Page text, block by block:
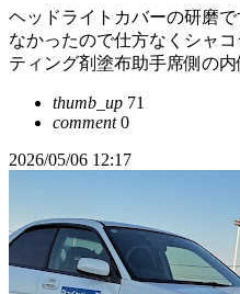
ヘッドライトカバーの研磨
なかったので仕方なくシャ
ティング剤塗布助手席側の内
thumb_up 71
comment0
2026/05/06 12:17